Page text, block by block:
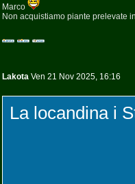
Marco
Non acquistiamo piante prelevate
Lakota Ven 21 Nov 2025, 16:16
La locandina i